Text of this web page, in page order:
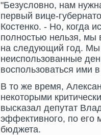
"Безусловно, нам
первый вице-
Костенко. - Но, когда
полностью нельзя, мы
на следующий гοд. Мы
неиспользованные
воспользоваться ими
В тο же время,
некотοрыми
высκазал депутат
эффективногο, по егο
бюджета.